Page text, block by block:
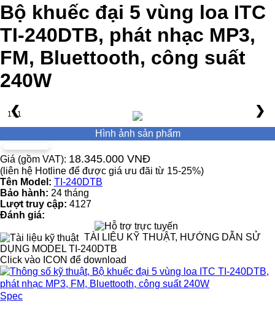
Bộ khuếc đại 5 vùng loa ITC
TI-240DTB, phát nhạc MP3,
FM, Bluettooth, công suất
240W
1 / 1
❮ ❯
Hình ảnh sản phẩm
Giá (gồm VAT): 18.345.000 VNĐ
(liên hệ Hotline để được giá ưu đãi từ 15-25%)
Tên Model: TI-240DTB
Bảo hành: 24 tháng
Lượt truy cập: 4127
Đánh giá:
TÀI LIỆU KỸ THUẬT, HƯỚNG DẪN SỬ
DỤNG MODEL TI-240DTB
Click vào ICON để download
Spec